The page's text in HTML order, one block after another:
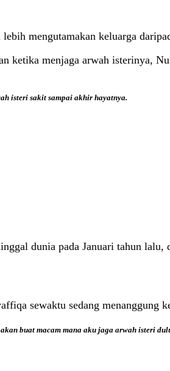
mengutamakan keluarga
ketika menjaga arwah isterinya,
isteri sakit sampai akhir hayatnya.
dunia pada Januari tahun lalu,
sewaktu sedang menanggung
buat macam mana aku jaga arwah isteri